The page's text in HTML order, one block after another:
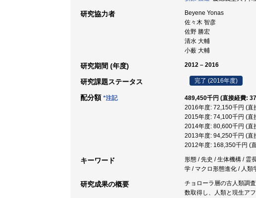
研究協力者
Beyene Yonas
佐々木 智彦
佐野 勝宏
清水 大輔
小薮 大輔
研究期間 (年度) 2012 – 2016
研究課題ステータス 完了 (2016年度)
配分額 *注記
489,450千円 (直接経費:
2016年度: 72,150千円 (直
2015年度: 74,100千円 (直
2014年度: 80,600千円 (直
2013年度: 94,250千円 (直
2012年度: 168,350千円 (
キーワード
形態 / 先史 / 生体機構 / 霊
学 / マクロ形態進化 / 人類
研究成果の概要
チョローラ層の古人類調
数取得し、人類と現生ア